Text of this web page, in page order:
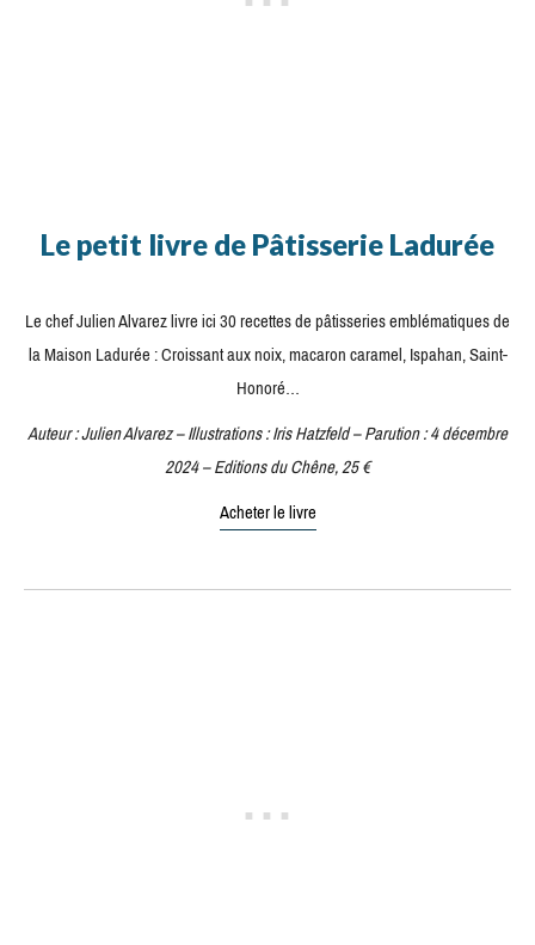
Le petit livre de Pâtisserie Ladurée
Le chef Julien Alvarez livre ici 30 recettes de pâtisseries emblématiques de
la Maison Ladurée : Croissant aux noix, macaron caramel, Ispahan, Saint-
Honoré…
Auteur : Julien Alvarez – Illustrations : Iris Hatzfeld – Parution : 4 décembre
2024 – Editions du Chêne, 25 €
Acheter le livre